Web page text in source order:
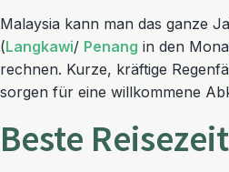
Malaysia kann man das ganze
(Langkawi/ Penang in den
rechnen. Kurze, kräftige
sorgen für eine willkommene
Beste